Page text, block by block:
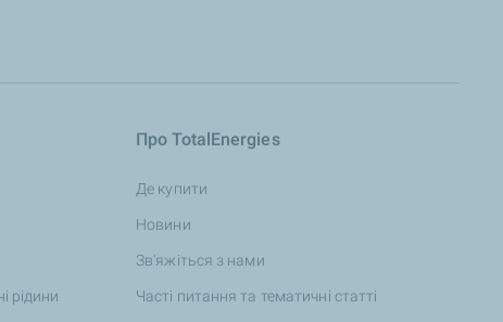
рідини
Про TotalEnergies
Де купити
Новини
Зв'яжіться з нами
Часті питання та тематичні статті